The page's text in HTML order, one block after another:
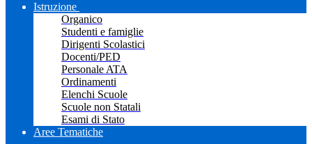
Istruzione
Organico
Studenti e famiglie
Dirigenti Scolastici
Docenti/PED
Personale ATA
Ordinamenti
Elenchi Scuole
Scuole non Statali
Esami di Stato
Aree Tematiche